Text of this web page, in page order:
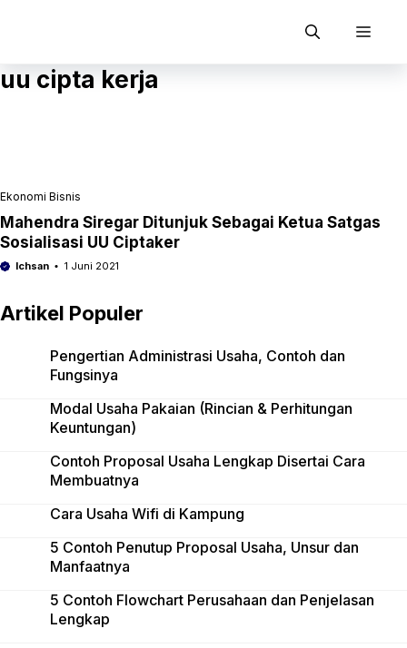
uu cipta kerja
Ekonomi Bisnis
Mahendra Siregar Ditunjuk Sebagai Ketua Satgas
Sosialisasi UU Ciptaker
Ichsan 1 Juni 2021
Artikel Populer
Pengertian Administrasi Usaha, Contoh dan
Fungsinya
Modal Usaha Pakaian (Rincian & Perhitungan
Keuntungan)
Contoh Proposal Usaha Lengkap Disertai Cara
Membuatnya
Cara Usaha Wifi di Kampung
5 Contoh Penutup Proposal Usaha, Unsur dan
Manfaatnya
5 Contoh Flowchart Perusahaan dan Penjelasan
Lengkap